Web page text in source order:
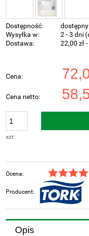
Dostępność:
dostępny
Wysyłka w:
2 - 3 dni
Dostawa:
22,00 zł
Cena nie zawiera
Cena:
Cena netto:
szt
Ocena:
Producent:
Opis